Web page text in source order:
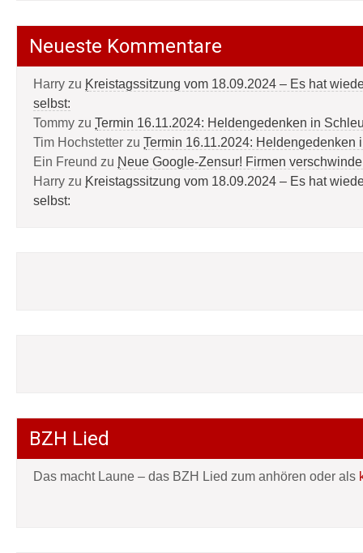
Neueste Kommentare
Harry zu Kreistagssitzung vom 18.09.2024 – Es hat
selbst:
Tommy zu Termin 16.11.2024: Heldengedenken in
Tim Hochstetter zu Termin 16.11.2024: Heldengedenken
Ein Freund zu Neue Google-Zensur! Firmen
Harry zu Kreistagssitzung vom 18.09.2024 – Es hat
selbst:
BZH Lied
Das macht Laune – das BZH Lied zum anhören oder als